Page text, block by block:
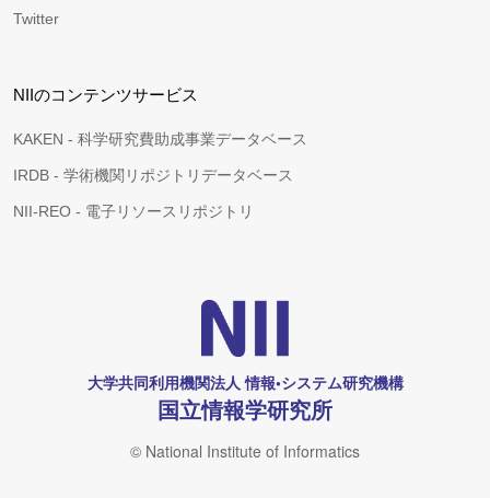
Twitter
NIIのコンテンツサービス
KAKEN - 科学研究費助成事業データベース
IRDB - 学術機関リポジトリデータベース
NII-REO - 電子リソースリポジトリ
大学共同利用機関法人 情報•システム研究機構
国立情報学研究所
© National Institute of Informatics